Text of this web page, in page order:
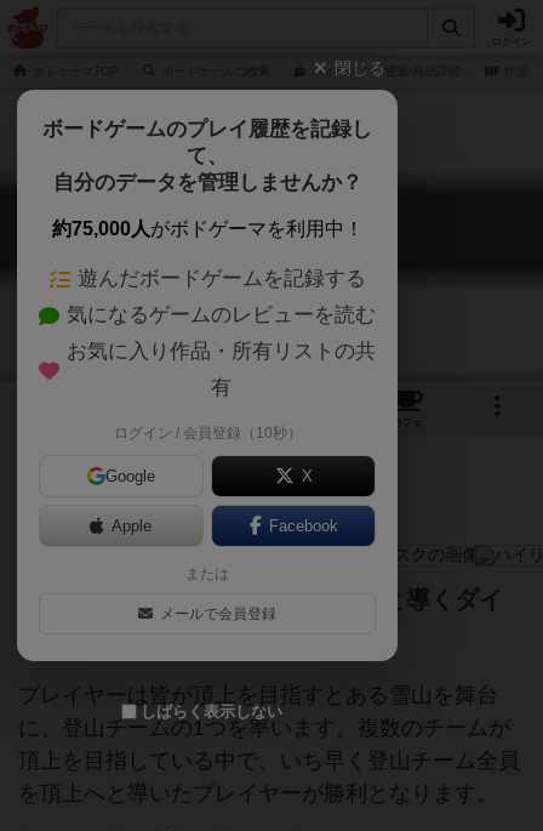
ハイリスクの通販/商品詳細
ハイリスク
High Risk
カフェ
誰よりも速く登山チームを頂上へと導くダイ
スチキンレースゲーム！
プレイヤーは皆が頂上を目指すとある雪山を舞台
に、登山チームの1つを率います。複数のチームが
頂上を目指している中で、いち早く登山チーム全員
を頂上へと導いたプレイヤーが勝利となります。
閉じる
ボードゲームのプレイ履歴を記録し
て、
自分のデータを管理しませんか？
約75,000人がボドゲーマを利用中！
遊んだボードゲームを記録する
気になるゲームのレビューを読む
お気に入り作品・所有リストの共
有
ログイン / 会員登録（10秒）
Google X
Apple Facebook
または
メールで会員登録
しばらく表示しない